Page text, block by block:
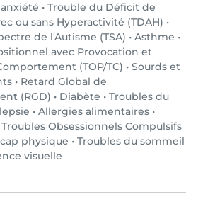
• Trouble du Déficit de
ou sans Hyperactivité (TDAH) •
de l'Autisme (TSA) • Asthme •
avec Provocation et
(TOP/TC) • Sourds et
• Retard Global de
(RGD) • Diabète • Troubles du
• Allergies alimentaires •
Troubles Obsessionnels Compulsifs
physique • Troubles du sommeil
visuelle